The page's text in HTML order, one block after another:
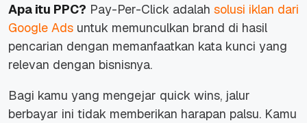
Apa itu PPC? Pay-Per-Click adalah solusi iklan dari
Google Ads untuk memunculkan brand di hasil
pencarian dengan memanfaatkan kata kunci yang
relevan dengan bisnisnya.
Bagi kamu yang mengejar quick wins, jalur
berbayar ini tidak memberikan harapan palsu. Kamu